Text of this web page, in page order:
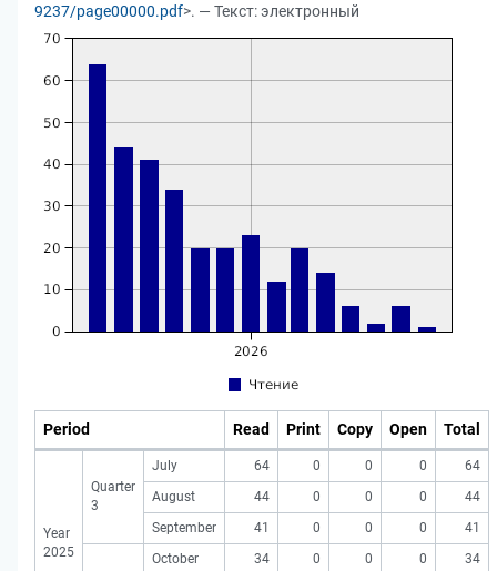
9237/page00000.pdf>. — Текст: электронный
Period Read Print Copy Open Total
Year
2025
Quarter
3
July 64 0 0 0
64
August
44 0 0 0
44
September
41 0 0 0 41
October 34 0 0 0
34